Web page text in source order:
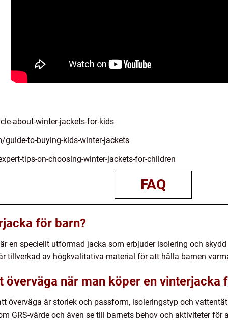
about-winter-jackets-for-kids
to-buying-kids-winter-jackets
tips-on-choosing-winter-jackets-for-children
FAQ
för barn?
en speciellt utformad jacka som erbjuder isolering och
tillverkad av högkvalitativa material för att hålla barnen
överväga när man köper en vinterjacka
överväga är storlek och passform, isoleringstyp och
GRS-värde och även se till barnets behov och aktiviteter för